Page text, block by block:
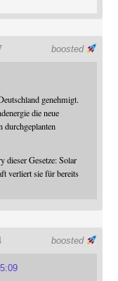
boosted
genehmigt.
die neue
durchgeplanten
dieser Gesetze: Solar
verliert sie für bereits
boosted